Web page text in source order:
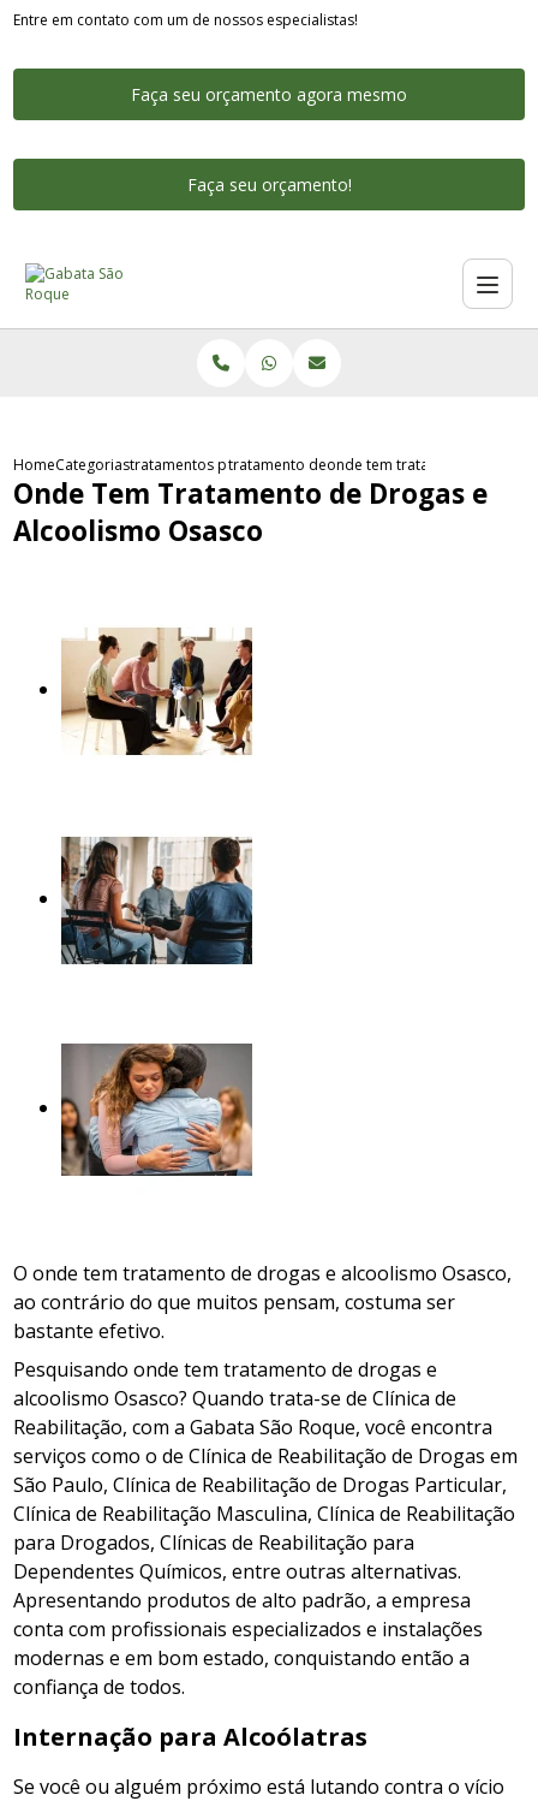
Entre em contato com um de nossos especialistas!
Faça seu orçamento agora mesmo
Faça seu orçamento!
HomeCategoriastratamentos para alcoolismotratamento de drogas e alcoolismo
onde tem tratamento de
Onde Tem Tratamento de Drogas e
Alcoolismo Osasco
O onde tem tratamento de drogas e alcoolismo Osasco,
ao contrário do que muitos pensam, costuma ser
bastante efetivo.
Pesquisando onde tem tratamento de drogas e
alcoolismo Osasco? Quando trata-se de Clínica de
Reabilitação, com a Gabata São Roque, você encontra
serviços como o de Clínica de Reabilitação de Drogas em
São Paulo, Clínica de Reabilitação de Drogas Particular,
Clínica de Reabilitação Masculina, Clínica de Reabilitação
para Drogados, Clínicas de Reabilitação para
Dependentes Químicos, entre outras alternativas.
Apresentando produtos de alto padrão, a empresa
conta com profissionais especializados e instalações
modernas e em bom estado, conquistando então a
confiança de todos.
Internação para Alcoólatras
Se você ou alguém próximo está lutando contra o vício